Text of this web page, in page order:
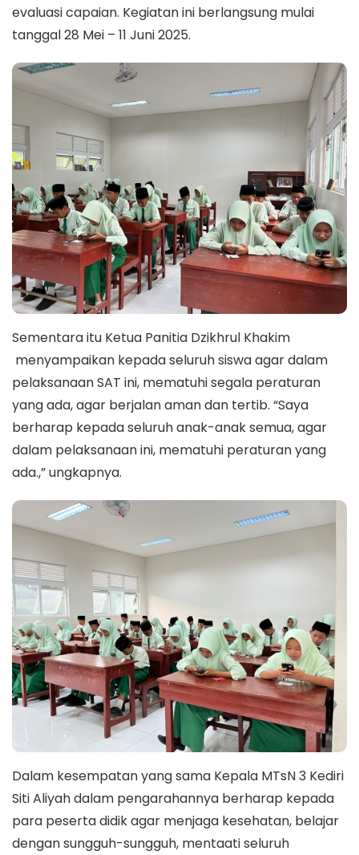
evaluasi capaian. Kegiatan ini berlangsung mulai
tanggal 28 Mei – 11 Juni 2025.
Sementara itu Ketua Panitia Dzikhrul Khakim
menyampaikan kepada seluruh siswa agar dalam
pelaksanaan SAT ini, mematuhi segala peraturan
yang ada, agar berjalan aman dan tertib. “Saya
berharap kepada seluruh anak-anak semua, agar
dalam pelaksanaan ini, mematuhi peraturan yang
ada.,” ungkapnya.
Dalam kesempatan yang sama Kepala MTsN 3 Kediri
Siti Aliyah dalam pengarahannya berharap kepada
para peserta didik agar menjaga kesehatan, belajar
dengan sungguh-sungguh, mentaati seluruh